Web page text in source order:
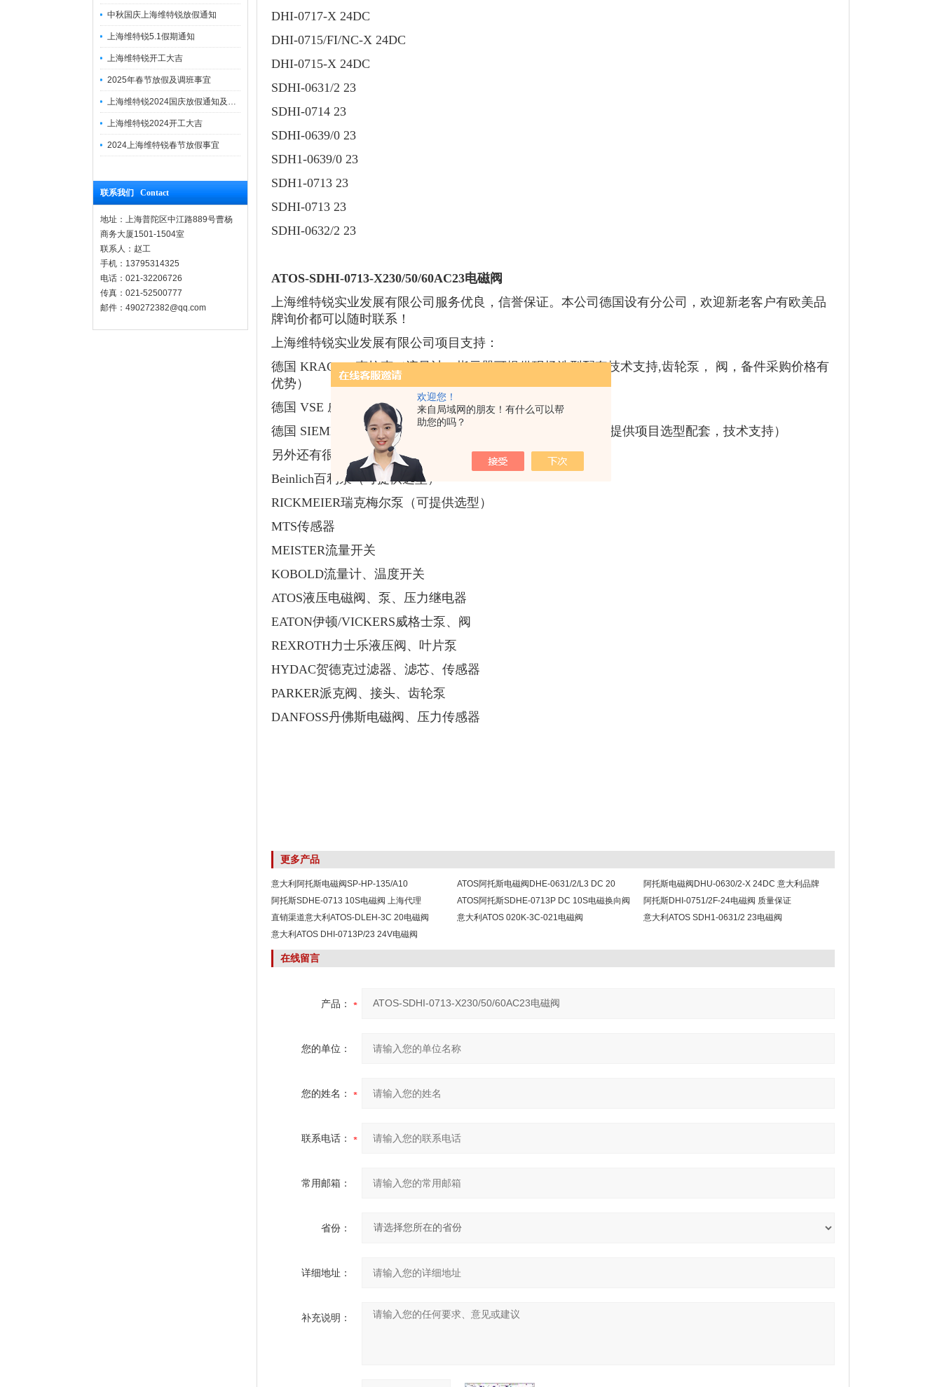
欢迎您！
来自局域网的朋友！有什么可以帮
助您的吗？
中秋国庆上海维特锐放假通知
上海维特锐5.1假期通知
上海维特锐开工大吉
2025年春节放假及调班事宜
上海维特锐2024国庆放假通知及调休安排
上海维特锐2024开工大吉
2024上海维特锐春节放假事宜
联系我们 Contact
地址：上海普陀区中江路889号曹杨
商务大厦1501-1504室
联系人：赵工
手机：13795314325
电话：021-32206726
传真：021-52500777
邮件：490272382@qq.com
DHI-0717-X 24DC
DHI-0715/FI/NC-X 24DC
DHI-0715-X 24DC
SDHI-0631/2 23
SDHI-0714 23
SDHI-0639/0 23
SDH1-0639/0 23
SDH1-0713 23
SDHI-0713 23
SDHI-0632/2 23
ATOS-SDHI-0713-X230/50/60AC23电磁阀
上海维特锐实业发展有限公司服务优良，信誉保证。本公司德国设有分公司，欢迎新老客户有欧美品
牌询价都可以随时联系！
上海维特锐实业发展有限公司项目支持：
德国 KRACHT 克拉克（流量计、指示器可提供现场选型配套技术支持,齿轮泵， 阀，备件采购价格有
优势）
德国 VSE 威仕 （流量计提供项目选型配套，技术支持）
德国 SIEMENS 西门子：料位计，变送器，液位计，流量计（提供项目选型配套，技术支持）
另外还有很多品牌也很有优势：
Beinlich百利泵（可提供选型）
RICKMEIER瑞克梅尔泵（可提供选型）
MTS传感器
MEISTER流量开关
KOBOLD流量计、温度开关
ATOS液压电磁阀、泵、压力继电器
EATON伊顿/VICKERS威格士泵、阀
REXROTH力士乐液压阀、叶片泵
HYDAC贺德克过滤器、滤芯、传感器
PARKER派克阀、接头、齿轮泵
DANFOSS丹佛斯电磁阀、压力传感器
更多产品
意大利阿托斯电磁阀SP-HP-135/A10 ATOS阿托斯电磁阀DHE-0631/2/L3 DC 20
阿托斯电磁阀DHU-0630/2-X 24DC 意大利品牌
阿托斯SDHE-0713 10S电磁阀 上海代理
ATOS阿托斯SDHE-0713P DC 10S电磁换向阀
阿托斯DHI-0751/2F-24电磁阀 质量保证
直销渠道意大利ATOS-DLEH-3C 20电磁阀
意大利ATOS 020K-3C-021电磁阀
意大利ATOS SDH1-0631/2 23电磁阀
意大利ATOS DHI-0713P/23 24V电磁阀
在线留言
产品：
您的单位：
您的姓名：
联系电话：
常用邮箱：
省份：
详细地址：
补充说明：